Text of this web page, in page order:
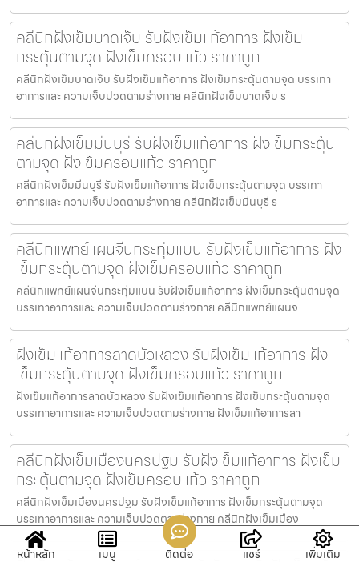
คลีนิกฝังเข็มบาดเจ็บ รับฝังเข็มแก้อาการ ฝังเข็ม
กระตุ้นตามจุด ฝังเข็มครอบแก้ว ราคาถูก
คลีนิกฝังเข็มบาดเจ็บ รับฝังเข็มแก้อาการ ฝังเข็มกระตุ้นตามจุด บรรเทา
อาการและ ความเจ็บปวดตามร่างกาย คลีนิกฝังเข็มบาดเจ็บ ร
คลีนิกฝังเข็มมีนบุรี รับฝังเข็มแก้อาการ ฝังเข็มกระตุ้น
ตามจุด ฝังเข็มครอบแก้ว ราคาถูก
คลีนิกฝังเข็มมีนบุรี รับฝังเข็มแก้อาการ ฝังเข็มกระตุ้นตามจุด บรรเทา
อาการและ ความเจ็บปวดตามร่างกาย คลีนิกฝังเข็มมีนบุรี ร
คลีนิกแพทย์แผนจีนกระทุ่มแบน รับฝังเข็มแก้อาการ ฝัง
เข็มกระตุ้นตามจุด ฝังเข็มครอบแก้ว ราคาถูก
คลีนิกแพทย์แผนจีนกระทุ่มแบน รับฝังเข็มแก้อาการ ฝังเข็มกระตุ้นตามจุด
บรรเทาอาการและ ความเจ็บปวดตามร่างกาย คลีนิกแพทย์แผนจ
ฝังเข็มแก้อาการลาดบัวหลวง รับฝังเข็มแก้อาการ ฝัง
เข็มกระตุ้นตามจุด ฝังเข็มครอบแก้ว ราคาถูก
ฝังเข็มแก้อาการลาดบัวหลวง รับฝังเข็มแก้อาการ ฝังเข็มกระตุ้นตามจุด
บรรเทาอาการและ ความเจ็บปวดตามร่างกาย ฝังเข็มแก้อาการลา
คลีนิกฝังเข็มเมืองนครปฐม รับฝังเข็มแก้อาการ ฝังเข็ม
กระตุ้นตามจุด ฝังเข็มครอบแก้ว ราคาถูก
คลีนิกฝังเข็มเมืองนครปฐม รับฝังเข็มแก้อาการ ฝังเข็มกระตุ้นตามจุด
บรรเทาอาการและ ความเจ็บปวดตามร่างกาย คลีนิกฝังเข็มเมือง
หน้าหลัก เมนู ติดต่อ แชร์ เพิ่มเติม